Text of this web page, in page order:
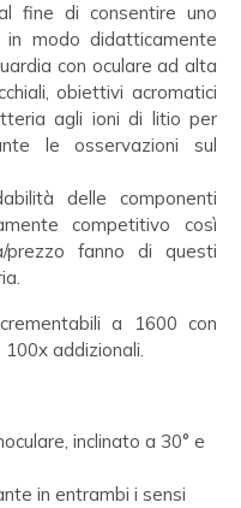
fine di consentire uno
in modo didatticamente
con oculare ad alta
obiettivi acromatici
agli ioni di litio per
le osservazioni sul
delle componenti
competitivo così
prezzo fanno di questi
a 1600 con
addizionali.
inclinato a 30° e
in entrambi i sensi